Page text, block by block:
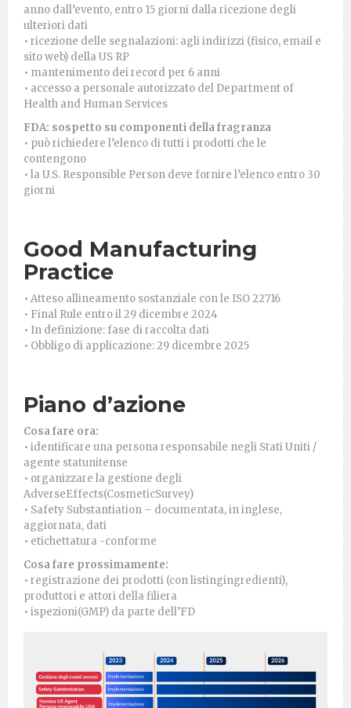
anno dall’evento, entro 15 giorni dalla ricezione degli
ulteriori dati
• ricezione delle segnalazioni: agli indirizzi (fisico, email e
sito web) della US RP
• mantenimento dei record per 6 anni
• accesso a personale autorizzato del Department of
Health and Human Services
FDA: sospetto su componenti della fragranza
• può richiedere l’elenco di tutti i prodotti che le
contengono
• la U.S. Responsible Person deve fornire l’elenco entro 30
giorni
Good Manufacturing
Practice
• Atteso allineamento sostanziale con le ISO 22716
• Final Rule entro il 29 dicembre 2024
• In definizione: fase di raccolta dati
• Obbligo di applicazione: 29 dicembre 2025
Piano d’azione
Cosa fare ora:
• identificare una persona responsabile negli Stati Uniti /
agente statunitense
• organizzare la gestione degli
AdverseEffects(CosmeticSurvey)
• Safety Substantiation – documentata, in inglese,
aggiornata, dati
• etichettatura -conforme
Cosa fare prossimamente:
• registrazione dei prodotti (con listingingredienti),
produttori e attori della filiera
• ispezioni(GMP) da parte dell’FD